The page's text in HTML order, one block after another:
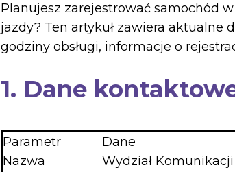
Planujesz zarejestrować samochód
jazdy? Ten artykuł zawiera
godziny obsługi, informacje o
1. Dane
Parametr
Dane
Nazwa
Wydział